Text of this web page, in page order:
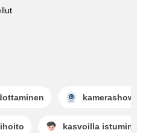
kamerashow
kasvoilla istuminen